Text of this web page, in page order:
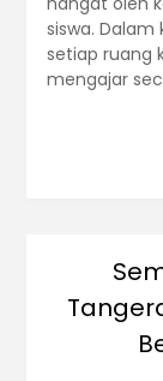
siswa. Dalam
setiap ruang
mengajar